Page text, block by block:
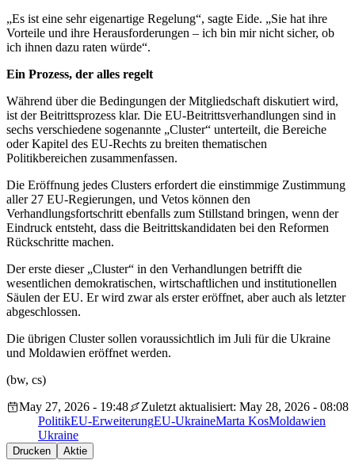
„Es ist eine sehr eigenartige Regelung“, sagte Eide. „Sie hat ihre
Vorteile und ihre Herausforderungen – ich bin mir nicht sicher, ob
ich ihnen dazu raten würde“.
Ein Prozess, der alles regelt
Während über die Bedingungen der Mitgliedschaft diskutiert wird,
ist der Beitrittsprozess klar. Die EU-Beitrittsverhandlungen sind in
sechs verschiedene sogenannte „Cluster“ unterteilt, die Bereiche
oder Kapitel des EU-Rechts zu breiten thematischen
Politikbereichen zusammenfassen.
Die Eröffnung jedes Clusters erfordert die einstimmige Zustimmung
aller 27 EU-Regierungen, und Vetos können den
Verhandlungsfortschritt ebenfalls zum Stillstand bringen, wenn der
Eindruck entsteht, dass die Beitrittskandidaten bei den Reformen
Rückschritte machen.
Der erste dieser „Cluster“ in den Verhandlungen betrifft die
wesentlichen demokratischen, wirtschaftlichen und institutionellen
Säulen der EU. Er wird zwar als erster eröffnet, aber auch als letzter
abgeschlossen.
Die übrigen Cluster sollen voraussichtlich im Juli für die Ukraine
und Moldawien eröffnet werden.
(bw, cs)
May 27, 2026 - 19:48
Zuletzt aktualisiert: May 28, 2026 - 08:08
PolitikEU-ErweiterungEU-UkraineMarta KosMoldawien
Ukraine
Drucken Aktie